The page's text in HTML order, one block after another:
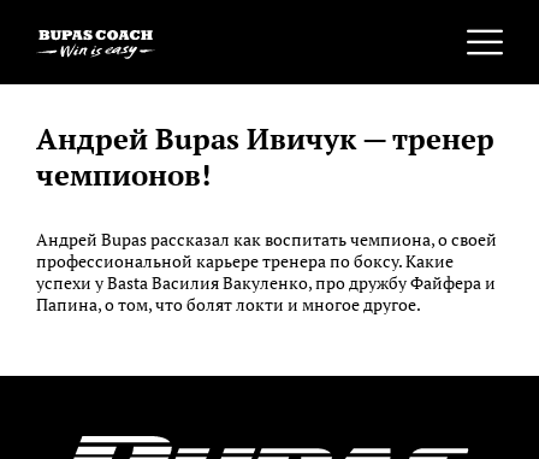
Андрей Bupas Ивичук — тренер
чемпионов!
Андрей Bupas рассказал как воспитать чемпиона, о своей
профессиональной карьере тренера по боксу. Какие
успехи у Basta Василия Вакуленко, про дружбу Файфера и
Папина, о том, что болят локти и многое другое.